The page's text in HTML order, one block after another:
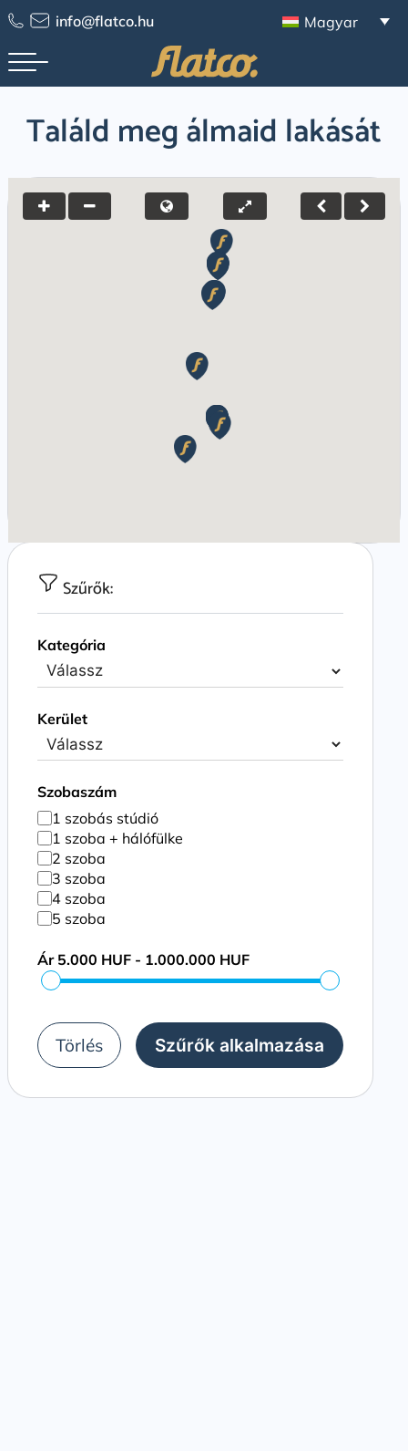
Skip
to
content
info@flatco.hu Magyar
Találd meg álmaid lakását
Szűrők:
Kerület
Kategória
Ár 5.000 HUF - 1.000.000 HUF
Szobaszám
1 szobás stúdió
1 szoba + hálófülke
2 szoba
3 szoba
4 szoba
5 szoba
Törlés